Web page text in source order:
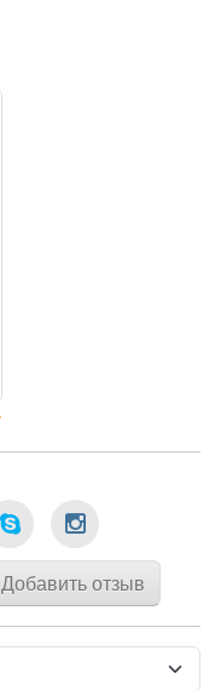
Добавить отзыв